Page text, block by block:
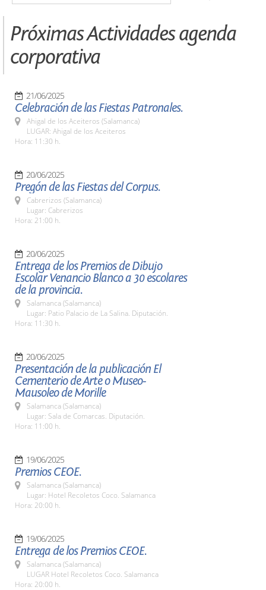
Próximas Actividades agenda
corporativa
21/06/2025
Celebración de las Fiestas Patronales.
Ahigal de los Aceiteros (Salamanca)
LUGAR: Ahigal de los Aceiteros
Hora: 11:30 h.
20/06/2025
Pregón de las Fiestas del Corpus.
Cabrerizos (Salamanca)
Lugar: Cabrerizos
Hora: 21:00 h.
20/06/2025
Entrega de los Premios de Dibujo
Escolar Venancio Blanco a 30 escolares
de la provincia.
Salamanca (Salamanca)
Lugar: Patio Palacio de La Salina. Diputación.
Hora: 11:30 h.
20/06/2025
Presentación de la publicación El
Cementerio de Arte o Museo-
Mausoleo de Morille
Salamanca (Salamanca)
Lugar: Sala de Comarcas. Diputación.
Hora: 11:00 h.
19/06/2025
Premios CEOE.
Salamanca (Salamanca)
Lugar: Hotel Recoletos Coco. Salamanca
Hora: 20:00 h.
19/06/2025
Entrega de los Premios CEOE.
Salamanca (Salamanca)
LUGAR Hotel Recoletos Coco. Salamanca
Hora: 20:00 h.